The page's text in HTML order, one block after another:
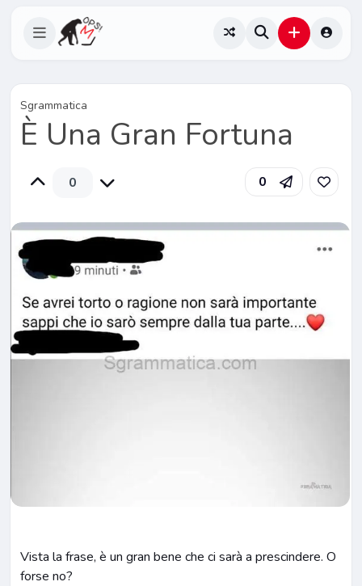
Sgrammatica
È Una Gran Fortuna
0 0
Vista la frase, è un gran bene che ci sarà a prescindere. O
forse no?